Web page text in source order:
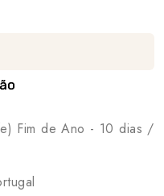
Fim de Ano - 10 dias /